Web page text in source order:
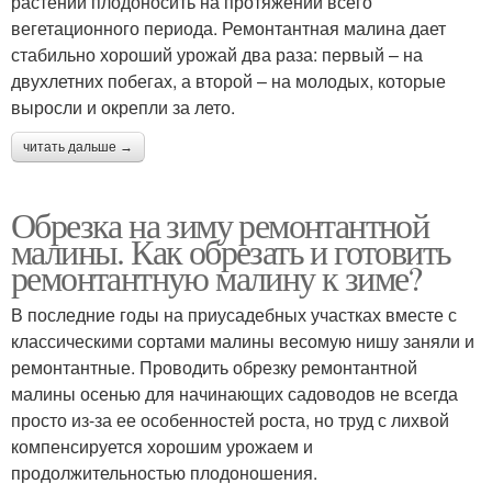
вегетационного периода. Ремонтантная малина дает
стабильно хороший урожай два раза: первый – на
двухлетних побегах, а второй – на молодых, которые
выросли и окрепли за лето.
читать дальше →
Обрезка на зиму ремонтантной
малины. Как обрезать и готовить
ремонтантную малину к зиме?
В последние годы на приусадебных участках вместе с
классическими сортами малины весомую нишу заняли и
ремонтантные. Проводить обрезку ремонтантной
малины осенью для начинающих садоводов не всегда
просто из-за ее особенностей роста, но труд с лихвой
компенсируется хорошим урожаем и
продолжительностью плодоношения.